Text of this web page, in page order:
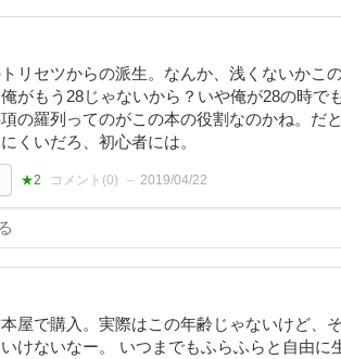
リセツからの派生。なんか、浅くないかこ
がもう28じゃないから？いや俺が28の時で
の羅列ってのがこの本の役割なのかね。だ
くいだろ、初心者には。
★2 コメント(0) 2019/04/22
屋で購入。実際はこの年齢じゃないけど、
けないなー。 いつまでもふらふらと自由に